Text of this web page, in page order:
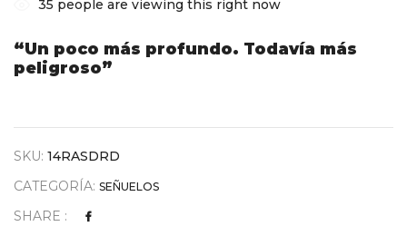
35 people are viewing this right now
“Un poco más profundo. Todavía más
peligroso”
SKU: 14RASDRD
CATEGORÍA: SEÑUELOS
SHARE :